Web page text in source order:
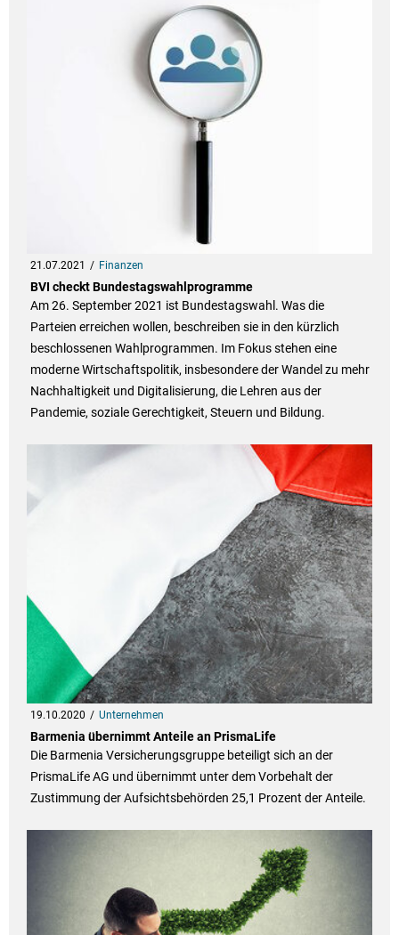
21.07.2021 Finanzen
BVI checkt Bundestagswahlprogramme
Am 26. September 2021 ist Bundestagswahl. Was die
Parteien erreichen wollen, beschreiben sie in den kürzlich
beschlossenen Wahlprogrammen. Im Fokus stehen eine
moderne Wirtschaftspolitik, insbesondere der Wandel zu mehr
Nachhaltigkeit und Digitalisierung, die Lehren aus der
Pandemie, soziale Gerechtigkeit, Steuern und Bildung.
19.10.2020 Unternehmen
Barmenia übernimmt Anteile an PrismaLife
Die Barmenia Versicherungsgruppe beteiligt sich an der
PrismaLife AG und übernimmt unter dem Vorbehalt der
Zustimmung der Aufsichtsbehörden 25,1 Prozent der Anteile.